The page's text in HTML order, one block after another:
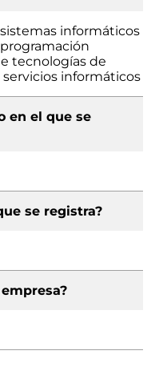
informáticos
tecnologías de
informáticos
en el que se
se registra?